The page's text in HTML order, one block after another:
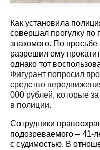
Как установила
совершал прогулку по
знакомого. По
разрешил ему
однако тот
Фигурант попросил
средство
000 рублей, которые
в полиции.
Сотрудники
подозреваемого – 41-
с судимостью. В